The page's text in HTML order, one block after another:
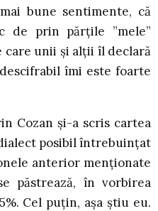
bune sentimente, că
de prin părțile ”mele”
care unii și alții îl declară
îmi este foarte
Cozan și-a scris cartea
posibil întrebuințat
anterior menționate
păstrează, în vorbirea
Cel puțin, așa știu eu.